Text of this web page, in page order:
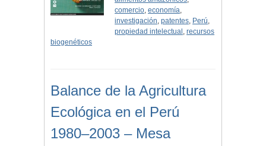
comercio,economía,
investigación,patentes, Perú,
propiedad intelectual ,recursos
biogenéticos
Balance de la Agricultura
Ecológica en el Perú
1980–2003 – Mesa